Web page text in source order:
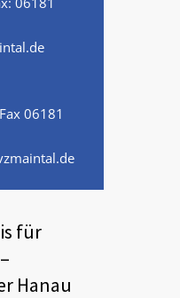
06181
für
Hanau